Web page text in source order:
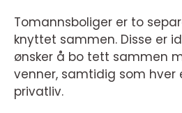
Tomannsboliger er to
knyttet sammen. Disse er
ønsker å bo tett sammen
venner, samtidig som hver
privatliv.